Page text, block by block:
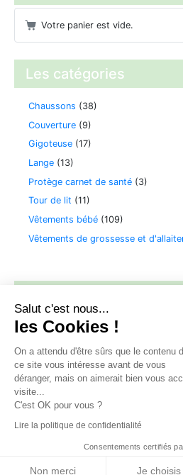
Votre panier est vide.
Les catégories
Chaussons (38)
Couverture (9)
Gigoteuse (17)
Lange (13)
Protège carnet de santé (3)
Tour de lit (11)
Vêtements bébé (109)
Vêtements de grossesse et
Filtrer
Accueil Ma boutique
© 2026 - Bébé Cash Mende.
Salut c'est nous...
les Cookies !
On a attendu d'être sûrs que le contenu
ce site vous intéresse avant de vous
déranger, mais on aimerait bien vous
visite...
C'est OK pour vous ?
Lire la politique de confidentialité
Consentements certifiés
Non merci Je choisis